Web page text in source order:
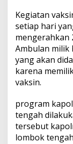
Kegiatan
setiap hari
mengerahkan
Ambulan milik
yang akan
karena
vaksin.
program
tengah
tersebut
lombok tengah